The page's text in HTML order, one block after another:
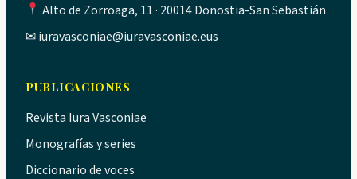
Alto de Zorroaga, 11 · 20014 Donostia-San Sebastián
✉iuravasconiae@iuravasconiae.eus
PUBLICACIONES
Revista Iura Vasconiae
Monografías y series
Diccionario de voces